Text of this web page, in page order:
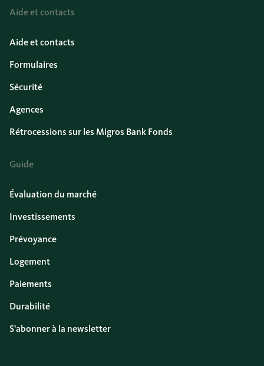
Aide et contacts
Aide et contacts
Formulaires
Sécurité
Agences
Rétrocessions sur les Migros Bank Fonds
Guide
Évaluation du marché
Investissements
Prévoyance
Logement
Paiements
Durabilité
S'abonner à la newsletter